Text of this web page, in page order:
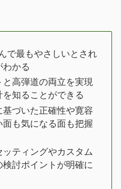
で最もやさしいとされ
わかる
高弾道の両立を実現
を知ることができる
づいた正確性や寛容
も気になる面も把握
ティングやカスタム
検討ポイントが明確に